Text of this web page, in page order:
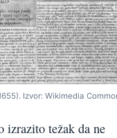
Izvor: Wikimedia
izrazito težak da ne